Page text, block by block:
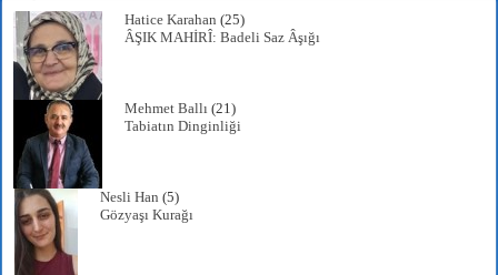
Hatice Karahan (25)
ÂŞIK MAHİRÎ: Badeli Saz Âşığı
Mehmet Ballı (21)
Tabiatın Dinginliği
Nesli Han (5)
Gözyaşı Kurağı